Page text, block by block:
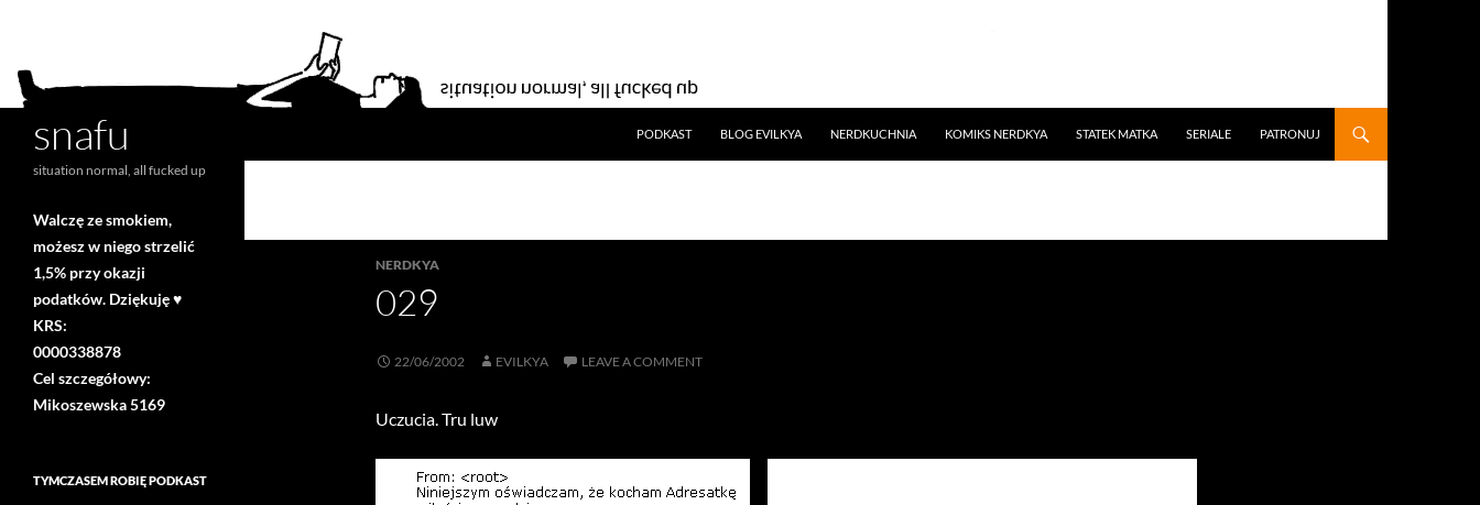
snafu
PODKAST
BLOG EVILKYA NERDKUCHNIA KOMIKS NERDKYA STATEK MATKA SERIALE PATRONUJ
NERDKYA
029
22/06/2002 EVILKYA LEAVE A COMMENT
Uczucia. Tru luw
situation normal, all fucked up
Walczę ze smokiem,
możesz w niego strzelić
1,5% przy okazji
podatków. Dziękuję ♥
KRS:
0000338878
Cel szczegółowy:
Mikoszewska 5169
TYMCZASEM ROBIĘ PODKAST